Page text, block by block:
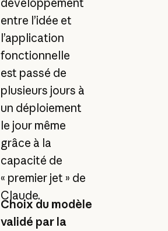
entre l’idée et
l’application
fonctionnelle
est passé de
plusieurs jours à
un déploiement
le jour même
grâce à la
capacité de
« premier jet » de
Claude.
Choix du modèle
validé par la